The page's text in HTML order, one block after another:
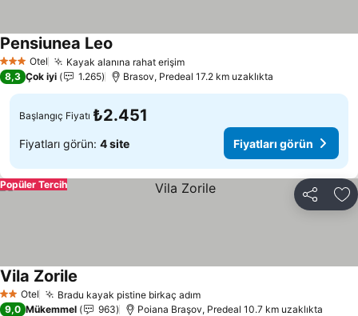
3 YıldızOtel Kayak alanına rahat erişimFiyatları görün
Pensiunea Leo
8,3 Çok iyi 1.265 Brasov, Predeal 17.2 km uzaklıkta
Başlangıç Fiyatı ₺2.451
Fiyatları görün: 4 site Fiyatları görün
Paylaş
Popüler Tercih
2 Yıldız
Otel Bradu kayak pistine birkaç adımFiyatları görün
Vila Zorile
9,0 Mükemmel 963 Poiana Braşov, Predeal 10.7 km uzaklıkta